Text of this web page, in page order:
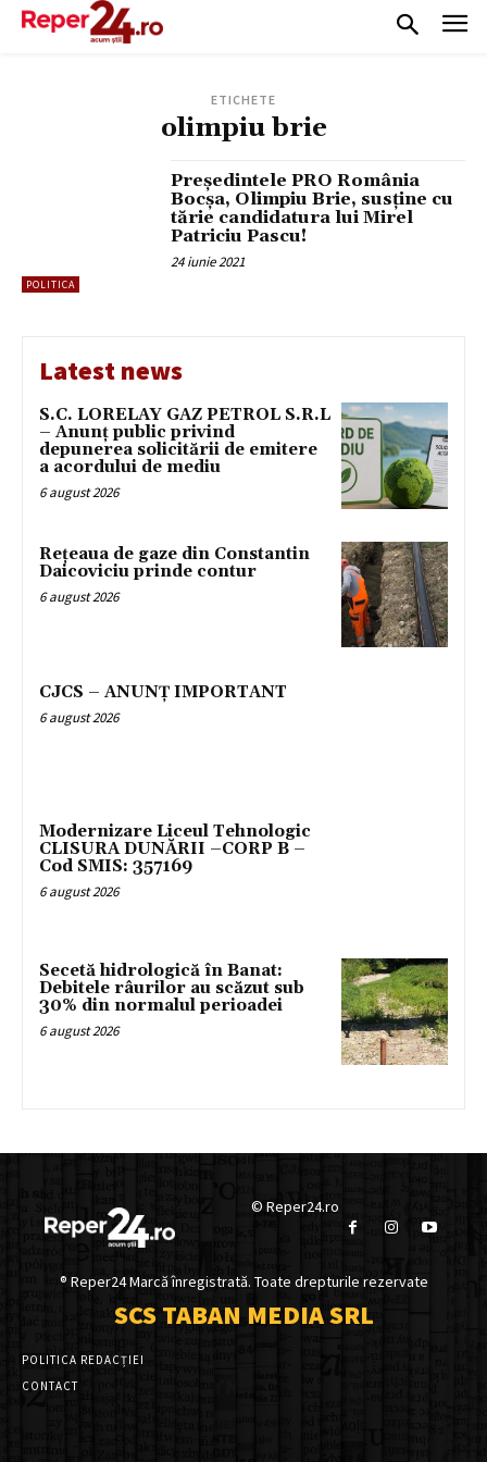
ETICHETE
olimpiu brie
POLITICA
Președintele PRO România
Bocșa, Olimpiu Brie, susține cu
tărie candidatura lui Mirel
Patriciu Pascu!
24 iunie 2021
Latest news
S.C. LORELAY GAZ PETROL S.R.L
– Anunț public privind
depunerea solicitării de emitere
a acordului de mediu
6 august 2026
Rețeaua de gaze din Constantin
Daicoviciu prinde contur
6 august 2026
CJCS – ANUNȚ IMPORTANT
6 august 2026
Modernizare Liceul Tehnologic
CLISURA DUNĂRII –CORP B –
Cod SMIS: 357169
6 august 2026
Secetă hidrologică în Banat:
Debitele râurilor au scăzut sub
30% din normalul perioadei
6 august 2026
© Reper24.ro
® Reper24 Marcă înregistrată. Toate drepturile rezervate
SCS TABAN MEDIA SRL
POLITICA REDACȚIEI
CONTACT